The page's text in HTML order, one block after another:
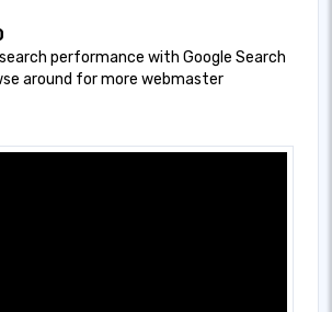
performance with Google Search
around for more webmaster